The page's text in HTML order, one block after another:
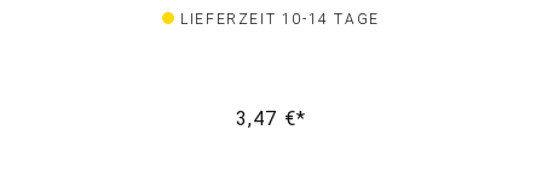
LIEFERZEIT 10-14 TAGE
3,47 €*